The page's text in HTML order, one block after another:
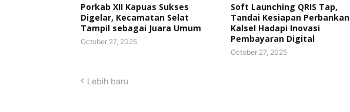
Porkab XII Kapuas Sukses
Digelar, Kecamatan Selat
Tampil sebagai Juara Umum
October 27, 2025
Soft Launching QRIS Tap,
Tandai Kesiapan Perbankan
Kalsel Hadapi Inovasi
Pembayaran Digital
October 27, 2025
Lebih baru